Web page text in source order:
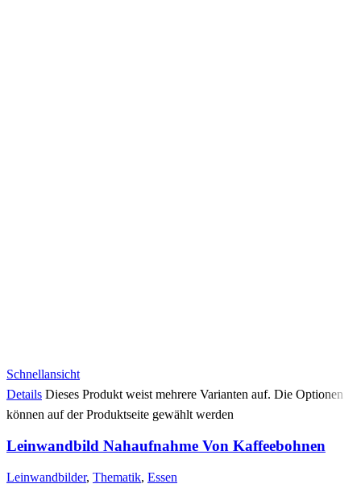
Schnellansicht
Details Dieses Produkt weist mehrere Varianten auf. Die Optionen
können auf der Produktseite gewählt werden
Leinwandbild Nahaufnahme Von Kaffeebohnen
Leinwandbilder, Thematik, Essen